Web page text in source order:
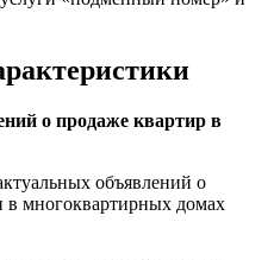
о продаже квартир в
объявлений о
многоквартирных домах